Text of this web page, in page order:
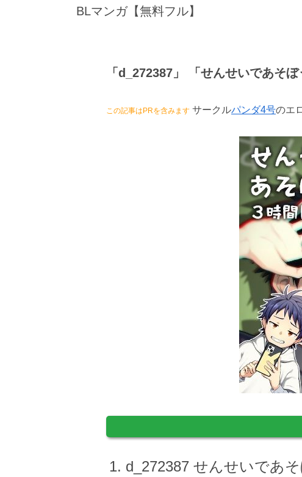
BLマンガ【無料フル】
「d_272387」 「せんせいであそ
この記事はPRを含みます サークルパンダ4号のエ
d_272387 せんせいであ